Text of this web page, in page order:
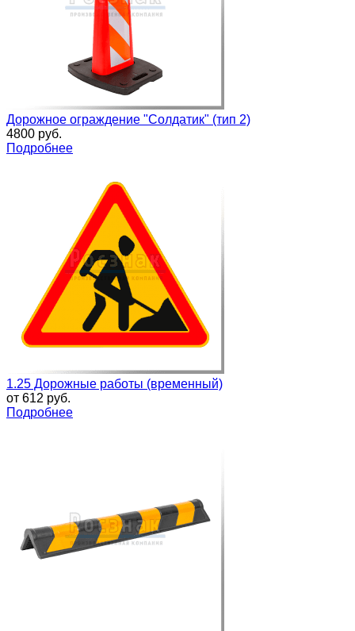
Дорожное ограждение "Солдатик" (тип 2)
4800 руб.
Подробнее
1.25 Дорожные работы (временный)
от 612 руб.
Подробнее